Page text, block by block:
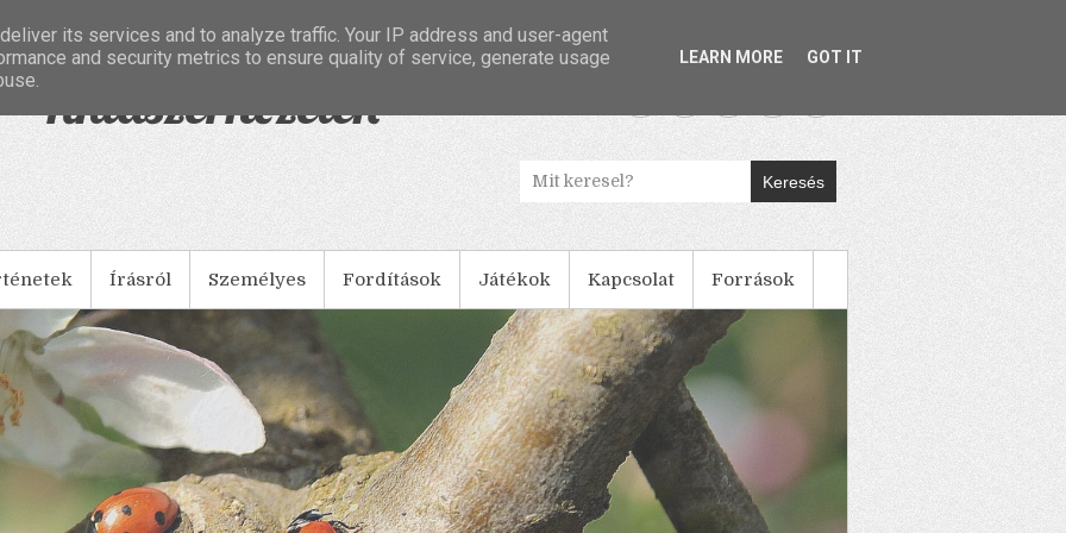
Tintaszerkezetek
Keresés
Írásról Személyes Fordítások Játékok Kapcsolat Források
its services and to analyze traffic. Your IP address and user-agent
and security metrics to ensure quality of service, generate usage
LEARN MORE GOT IT